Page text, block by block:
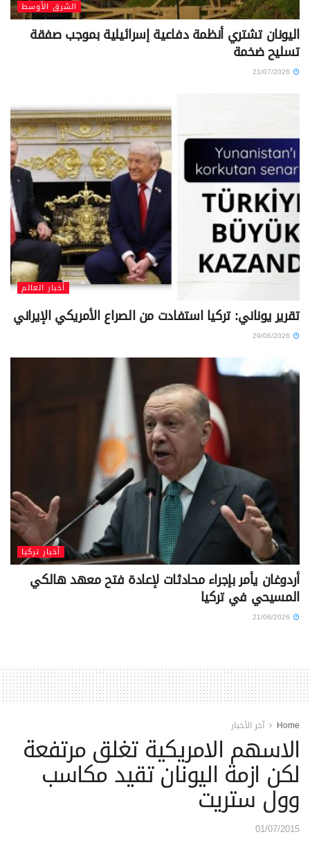
الشرق الأوسط
اليونان تشتري أنظمة دفاعية إسرائيلية بموجب صفقة
تسليح ضخمة
أخبار العالم
تقرير يوناني: تركيا استفادت من الصراع الأمريكي الإيراني
أخبار تركيا
أردوغان يأمر بإجراء محادثات لإعادة فتح معهد هالكي
المسيحي في تركيا
Home آخر الأخبار
الاسهم الامريكية تغلق مرتفعة
لكن ازمة اليونان تقيد مكاسب
وول ستريت
01/07/2015